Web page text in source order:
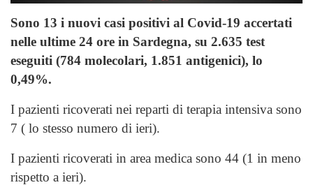
Sono 13 i nuovi casi positivi al Covid-19 accertati
nelle ultime 24 ore in Sardegna, su 2.635 test
eseguiti (784 molecolari, 1.851 antigenici), lo
0,49%.
I pazienti ricoverati nei reparti di terapia intensiva sono
7 ( lo stesso numero di ieri).
I pazienti ricoverati in area medica sono 44 (1 in meno
rispetto a ieri).